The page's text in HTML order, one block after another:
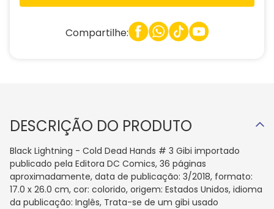
Compartilhe:
DESCRIÇÃO DO PRODUTO
Black Lightning - Cold Dead Hands # 3 Gibi importado
publicado pela Editora DC Comics, 36 páginas
aproximadamente, data de publicação: 3/2018, formato:
17.0 x 26.0 cm, cor: colorido, origem: Estados Unidos, idioma
da publicação: Inglês, Trata-se de um gibi usado